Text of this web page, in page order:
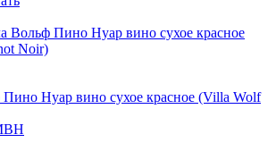
Нуар вино сухое красное (Villa Wolf